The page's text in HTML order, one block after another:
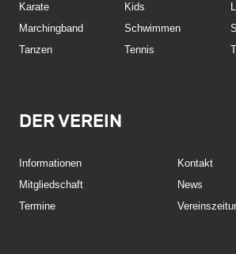
Karate
Kids
Marchingband
Schwimmen
Tanzen
Tennis
DER VEREIN
Informationen
Kontakt
Mitgliedschaft
News
Termine